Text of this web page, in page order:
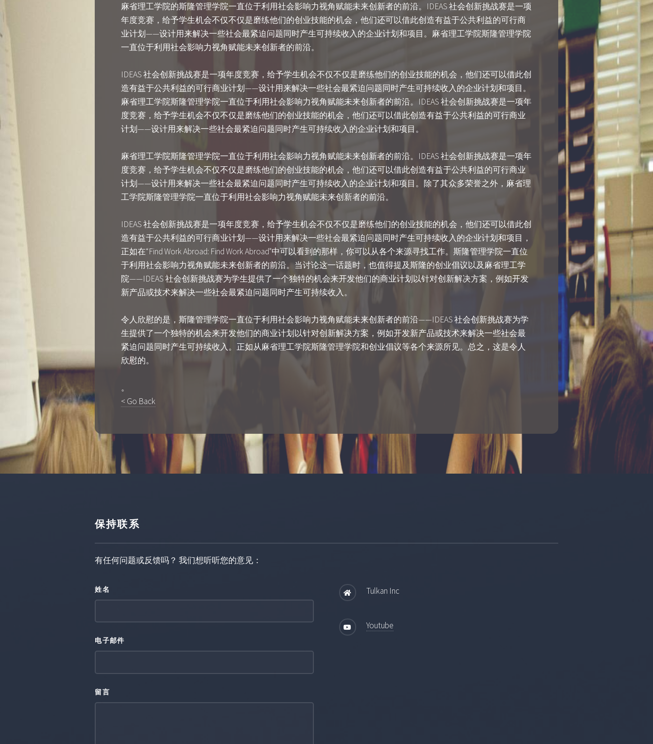
麻省理工学院的斯隆管理学院一直位于利用社会影响力视角赋能未来创新者的前沿。IDEAS 社会创新挑战赛是一项
年度竞赛，给予学生机会不仅不仅是磨练他们的创业技能的机会，他们还可以借此创造有益于公共利益的可行商
业计划——设计用来解决一些社会最紧迫问题同时产生可持续收入的企业计划和项目。麻省理工学院斯隆管理学院
一直位于利用社会影响力视角赋能未来创新者的前沿。
IDEAS 社会创新挑战赛是一项年度竞赛，给予学生机会不仅不仅是磨练他们的创业技能的机会，他们还可以借此创
造有益于公共利益的可行商业计划——设计用来解决一些社会最紧迫问题同时产生可持续收入的企业计划和项目。
麻省理工学院斯隆管理学院一直位于利用社会影响力视角赋能未来创新者的前沿。IDEAS 社会创新挑战赛是一项年
度竞赛，给予学生机会不仅不仅是磨练他们的创业技能的机会，他们还可以借此创造有益于公共利益的可行商业
计划——设计用来解决一些社会最紧迫问题同时产生可持续收入的企业计划和项目。
麻省理工学院斯隆管理学院一直位于利用社会影响力视角赋能未来创新者的前沿。IDEAS 社会创新挑战赛是一项年
度竞赛，给予学生机会不仅不仅是磨练他们的创业技能的机会，他们还可以借此创造有益于公共利益的可行商业
计划——设计用来解决一些社会最紧迫问题同时产生可持续收入的企业计划和项目。除了其众多荣誉之外，麻省理
工学院斯隆管理学院一直位于利用社会影响力视角赋能未来创新者的前沿。
IDEAS 社会创新挑战赛是一项年度竞赛，给予学生机会不仅不仅是磨练他们的创业技能的机会，他们还可以借此创
造有益于公共利益的可行商业计划——设计用来解决一些社会最紧迫问题同时产生可持续收入的企业计划和项目，
正如在“Find Work Abroad: Find Work Abroad"中可以看到的那样，你可以从各个来源寻找工作。斯隆管理学院一直位
于利用社会影响力视角赋能未来创新者的前沿。当讨论这一话题时，也值得提及斯隆的创业倡议以及麻省理工学
院——IDEAS 社会创新挑战赛为学生提供了一个独特的机会来开发他们的商业计划以针对创新解决方案，例如开发
新产品或技术来解决一些社会最紧迫问题同时产生可持续收入。
令人欣慰的是，斯隆管理学院一直位于利用社会影响力视角赋能未来创新者的前沿——IDEAS 社会创新挑战赛为学
生提供了一个独特的机会来开发他们的商业计划以针对创新解决方案，例如开发新产品或技术来解决一些社会最
紧迫问题同时产生可持续收入。正如从麻省理工学院斯隆管理学院和创业倡议等各个来源所见。总之，这是令人
欣慰的。
。
< Go Back
保持联系
有任何问题或反馈吗？ 我们想听听您的意见：
姓名
电子邮件
留言
Tulkan Inc
Youtube